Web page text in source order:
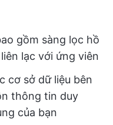
gồm sàng lọc hồ
lạc với ứng viên
cơ sở dữ liệu bên
thông tin duy
của bạn